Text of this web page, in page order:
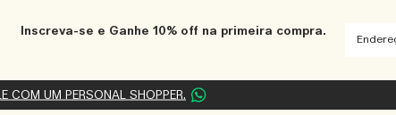
Inscreva-se e Ganhe 10% off na primeira compra.
COM UM PERSONAL SHOPPER.